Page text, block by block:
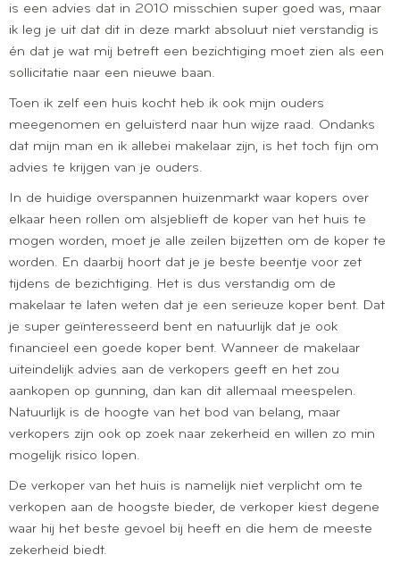
is een advies dat in 2010 misschien super goed was, maar
ik leg je uit dat dit in deze markt absoluut niet verstandig is
én dat je wat mij betreft een bezichtiging moet zien als een
sollicitatie naar een nieuwe baan.
Toen ik zelf een huis kocht heb ik ook mijn ouders
meegenomen en geluisterd naar hun wijze raad. Ondanks
dat mijn man en ik allebei makelaar zijn, is het toch fijn om
advies te krijgen van je ouders.
In de huidige overspannen huizenmarkt waar kopers over
elkaar heen rollen om alsjeblieft de koper van het huis te
mogen worden, moet je alle zeilen bijzetten om de koper te
worden. En daarbij hoort dat je je beste beentje voor zet
tijdens de bezichtiging. Het is dus verstandig om de
makelaar te laten weten dat je een serieuze koper bent. Dat
je super geïnteresseerd bent en natuurlijk dat je ook
financieel een goede koper bent. Wanneer de makelaar
uiteindelijk advies aan de verkopers geeft en het zou
aankopen op gunning, dan kan dit allemaal meespelen.
Natuurlijk is de hoogte van het bod van belang, maar
verkopers zijn ook op zoek naar zekerheid en willen zo min
mogelijk risico lopen.
De verkoper van het huis is namelijk niet verplicht om te
verkopen aan de hoogste bieder, de verkoper kiest degene
waar hij het beste gevoel bij heeft en die hem de meeste
zekerheid biedt.